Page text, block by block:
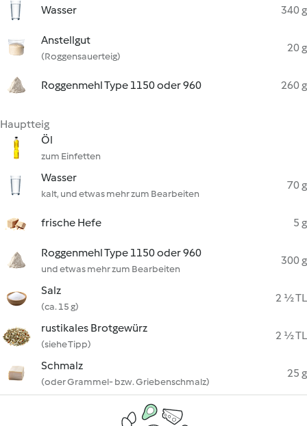
Wasser
340 g
Anstellgut
(Roggensauerteig)
20 g
Roggenmehl Type 1150 oder 960 260 g
Hauptteig
Öl
zum Einfetten
Wasser
kalt, und etwas mehr zum Bearbeiten
70 g
frische Hefe 5 g
Roggenmehl Type 1150 oder 960
und etwas mehr zum Bearbeiten
300 g
Salz
(ca. 15 g)
2 ½ TL
rustikales Brotgewürz
(siehe Tipp)
2 ½ TL
Schmalz
(oder Grammel- bzw. Griebenschmalz)
25 g